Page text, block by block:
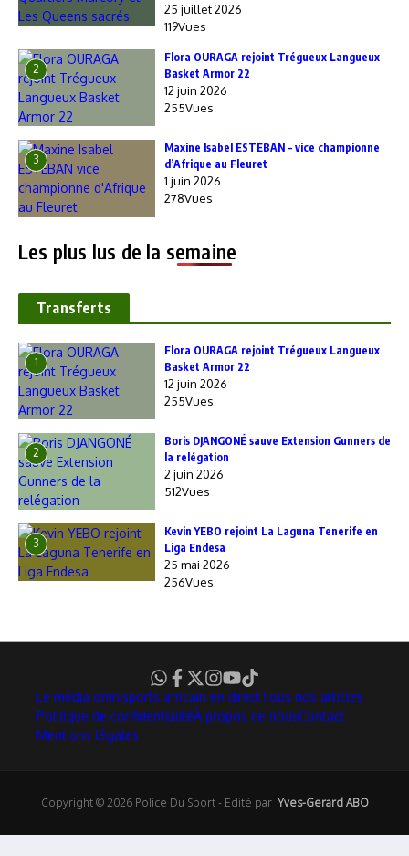
25 juillet 2026
119Vues
2
Flora OURAGA rejoint Trégueux Langueux
Basket Armor 22
12 juin 2026
255Vues
3
Maxine Isabel ESTEBAN – vice championne
d’Afrique au Fleuret
1 juin 2026
278Vues
Les plus lus de la semaine
Transferts
1
Flora OURAGA rejoint Trégueux Langueux
Basket Armor 22
12 juin 2026
255Vues
2
Boris DJANGONÉ sauve Extension Gunners de
la relégation
2 juin 2026
512Vues
3
Kevin YEBO rejoint La Laguna Tenerife en
Liga Endesa
25 mai 2026
256Vues
Le média omnisports africain en directTous nos articles
Politique de confidentialitéÀ propos de nousContact
Mentions légales
Copyright © 2026 Police Du Sport - Edité par Yves-Gerard ABO